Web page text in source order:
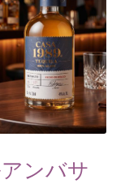
ンバサ